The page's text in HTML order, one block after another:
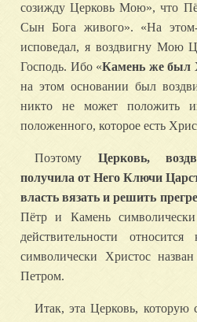
созижду Церковь Мою», что
Сын Бога живого». «На
исповедал, я воздвигну Мою
Господь. Ибо «Камень же был
на этом основании был
никто не может положить
положенного, которое есть
Поэтому Церковь,
получила от Него Ключи
власть вязать и решить
Пётр и Камень
действительности
символически Христос
Петром.
Итак, эта Церковь, которую